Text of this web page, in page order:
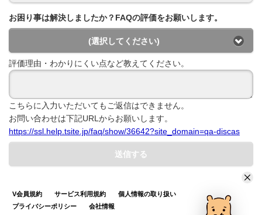
お困り事は解決しましたか？FAQの評価をお願いします。
(選択してください)
評価理由・わかりにくい点など教えてください。
こちらに入力いただいてもご返信はできません。
お問い合わせは下記URLからお願いします。
https://ssl.help.tsite.jp/faq/show/36642?site_domain=qa-discas
送信する
V会員規約 サービス利用規約
個人情報の取り扱い
プライバシーポリシー
会社情報